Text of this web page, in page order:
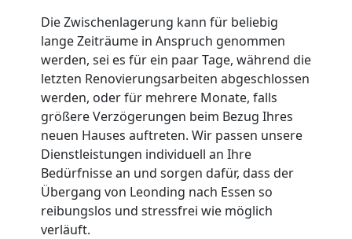
Die Zwischenlagerung kann für beliebig
lange Zeiträume in Anspruch genommen
werden, sei es für ein paar Tage, während die
letzten Renovierungsarbeiten abgeschlossen
werden, oder für mehrere Monate, falls
größere Verzögerungen beim Bezug Ihres
neuen Hauses auftreten. Wir passen unsere
Dienstleistungen individuell an Ihre
Bedürfnisse an und sorgen dafür, dass der
Übergang von Leonding nach Essen so
reibungslos und stressfrei wie möglich
verläuft.